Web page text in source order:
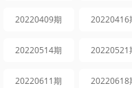
20220409期 20220416
20220514期 20220521
20220611期 20220618